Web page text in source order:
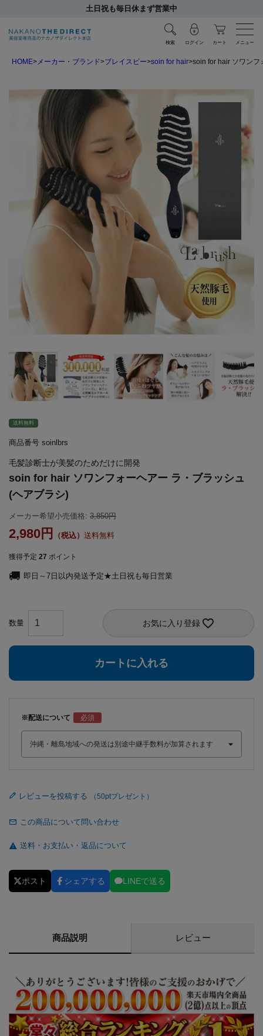
土日祝も毎日休まず営業中
検索 ログイン カート メニュー
HOME メーカー・ブランド ブレイスビー soin for hair soin for hair ソワンフ
送料無料
商品番号 soinlbrs
毛髪診断士が美髪のためだけに開発
soin for hair ソワンフォーヘアー ラ・ブラッシュ
(ヘアブラシ)
メーカー希望小売価格: 3,850
2,980 送料無料
獲得予定 27 ポイント
即日～7日以内発送予定★土日祝も毎日営業
お気に入り登録
カートに入れる
※配送について
レビューを投稿する
この商品について問い合わせ
送料・お支払い・返品について
ポスト シェアする LINEで送る
商品説明 レビュー